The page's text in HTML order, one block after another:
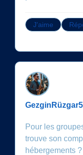
J'aime
Pour les
trouve son
hébergements